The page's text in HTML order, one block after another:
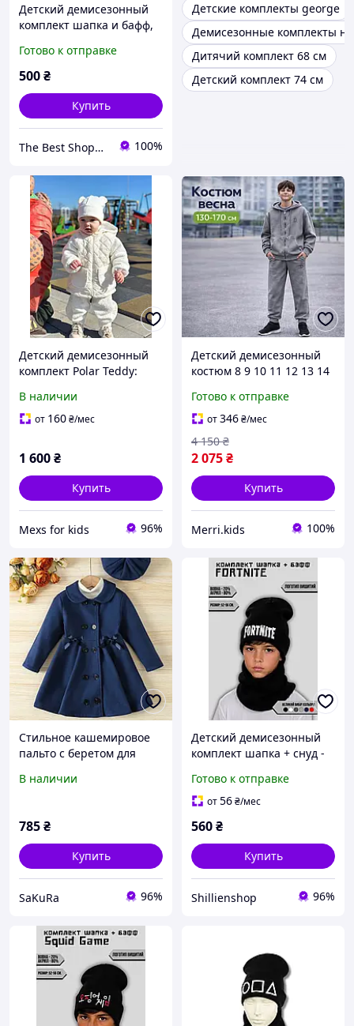
Детский демисезонный
комплект шапка и бафф,
шапка и снуд, кофе
Готово к отправке
500₴
Купить
The Best Shopping 100%
Детские комплекты george
Демисезонные комплекты на
Дитячий комплект 68 см
Детский комплект 74 см
Детский демисезонный
комплект Polar Teddy:
шапочка
В наличии
от 160₴/мес
1 600₴
Купить
Mexs for kids 96%
Детский демисезонный
костюм 8 9 10 11 12 13 14
подростковые
трикотажные комплекты
серого цвета для
физкультуры
Готово к отправке
от346₴/мес
2 075₴
4 150 ₴
Купить
Merri.kids 100%
Стильное кашемировое
пальто с беретом для
демисезонный комплект
В наличии
785₴
Купить
SaKuRa 96%
Детский демисезонный
комплект шапка + снуд -
Готово к отправке
от56₴/мес
560₴
Купить
Shillienshop 96%